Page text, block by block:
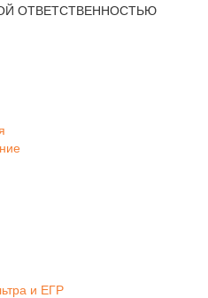
ОТВЕТСТВЕННОСТЬЮ
и ЕГР